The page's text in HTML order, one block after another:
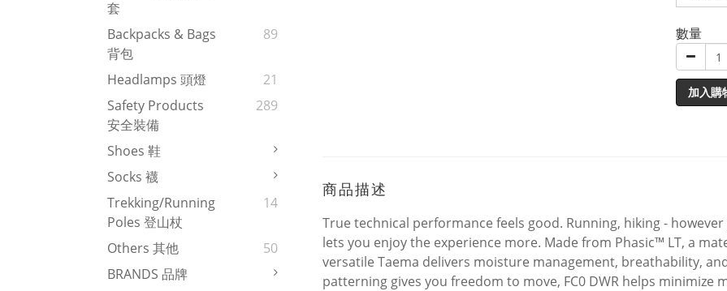
套
Backpacks & Bags
背包
89
Headlamps 頭燈
21
Safety Products
安全裝備
289
Shoes 鞋
Socks 襪
Trekking/Running
Poles 登山杖
14
Others 其他
50
BRANDS 品牌
數量
加入購
商品描述
True technical performance feels good. Running, hiking -
lets you enjoy the experience more. Made from Phasic™ LT, a
versatile Taema delivers moisture management, breathability,
patterning gives you freedom to move, FC0 DWR helps minimize